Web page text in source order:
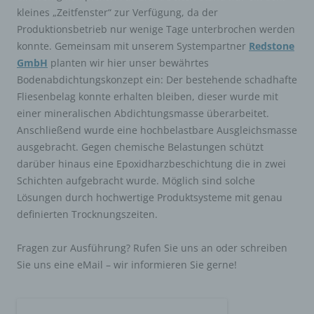
kleines „Zeitfenster“ zur Verfügung, da der
Produktionsbetrieb nur wenige Tage unterbrochen werden
konnte. Gemeinsam mit unserem Systempartner Redstone
GmbH planten wir hier unser bewährtes
Bodenabdichtungskonzept ein: Der bestehende schadhafte
Fliesenbelag konnte erhalten bleiben, dieser wurde mit
einer mineralischen Abdichtungsmasse überarbeitet.
Anschließend wurde eine hochbelastbare Ausgleichsmasse
ausgebracht. Gegen chemische Belastungen schützt
darüber hinaus eine Epoxidharzbeschichtung die in zwei
Schichten aufgebracht wurde. Möglich sind solche
Lösungen durch hochwertige Produktsysteme mit genau
definierten Trocknungszeiten.
Fragen zur Ausführung? Rufen Sie uns an oder schreiben
Sie uns eine eMail – wir informieren Sie gerne!
a) Recht auf Bestätigung
Jede betroffene Person hat das vom Europäischen
Richtlinien- und Verordnungsgeber eingeräumte Recht,
von dem für die Verarbeitung Verantwortlichen eine
Bestätigung darüber zu verlangen, ob sie betreffende
personenbezogene Daten verarbeitet werden. Möchte
eine betroffene Person dieses Bestätigungsrecht in
Anspruch nehmen, kann sie sich hierzu jederzeit an
einen Mitarbeiter des für die Verarbeitung
Verantwortlichen wenden.
b) Recht auf Auskunft
betroffene Person hat das vom Europäischen
Richtlinien- und Verordnungsgeber gewährte Recht,
jederzeit von dem für die Verarbeitung Verantwortlichen